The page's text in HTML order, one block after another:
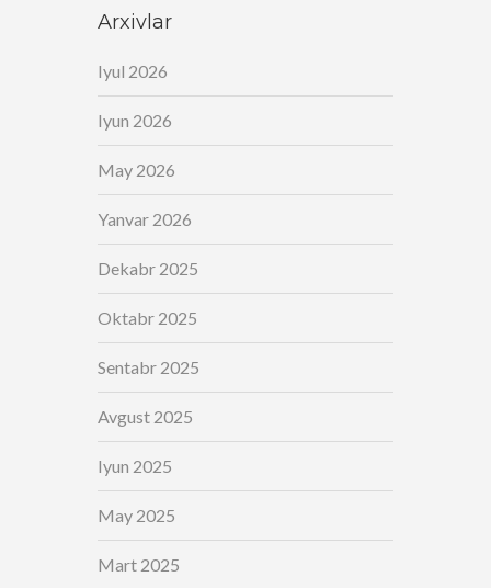
Arxivlar
Iyul 2026
Iyun 2026
May 2026
Yanvar 2026
Dekabr 2025
Oktabr 2025
Sentabr 2025
Avgust 2025
Iyun 2025
May 2025
Mart 2025